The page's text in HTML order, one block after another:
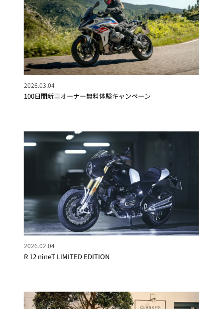
100日間新車オーナー無料体験キャンペーン
2026.03.04
R 12 nineT LIMITED EDITION
2026.02.04